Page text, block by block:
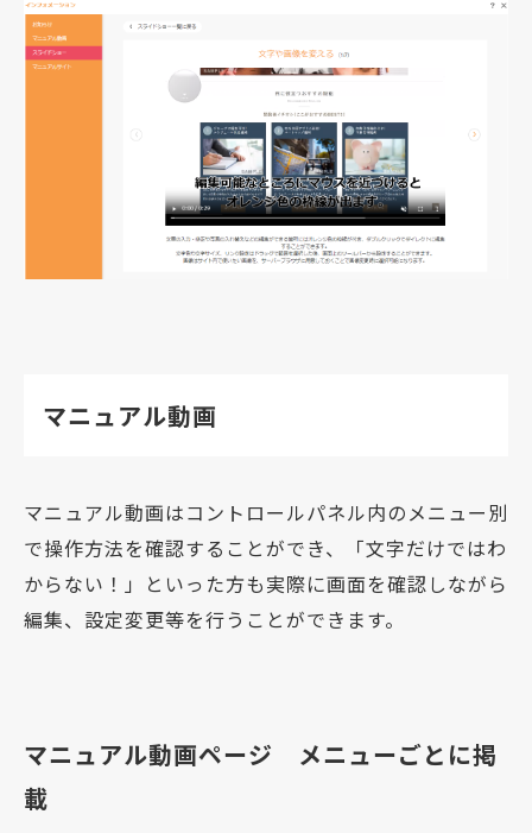
マニュアル動画
マニュアル動画はコントロールパネル内のメニュー別
で操作方法を確認することができ、「文字だけではわ
からない！」といった方も実際に画面を確認しながら
編集、設定変更等を行うことができます。
マニュアル動画ページ メニューごとに掲
載